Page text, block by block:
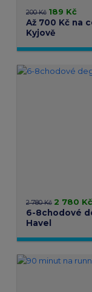
200 Kč 189 Kč
Až 700 Kč na
Kyjově
2 780 Kč 2 780 Kč
6-8chodové
Havel